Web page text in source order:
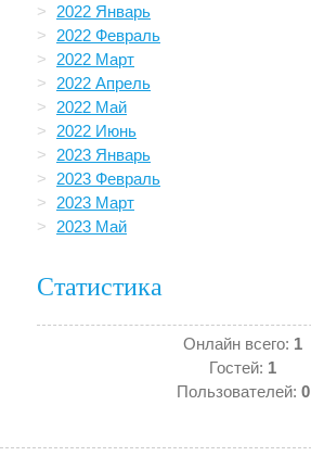
2022 Январь
2022 Февраль
2022 Март
2022 Апрель
2022 Май
2022 Июнь
2023 Январь
2023 Февраль
2023 Март
2023 Май
Статистика
Онлайн всего: 1
Гостей: 1
Пользователей: 0